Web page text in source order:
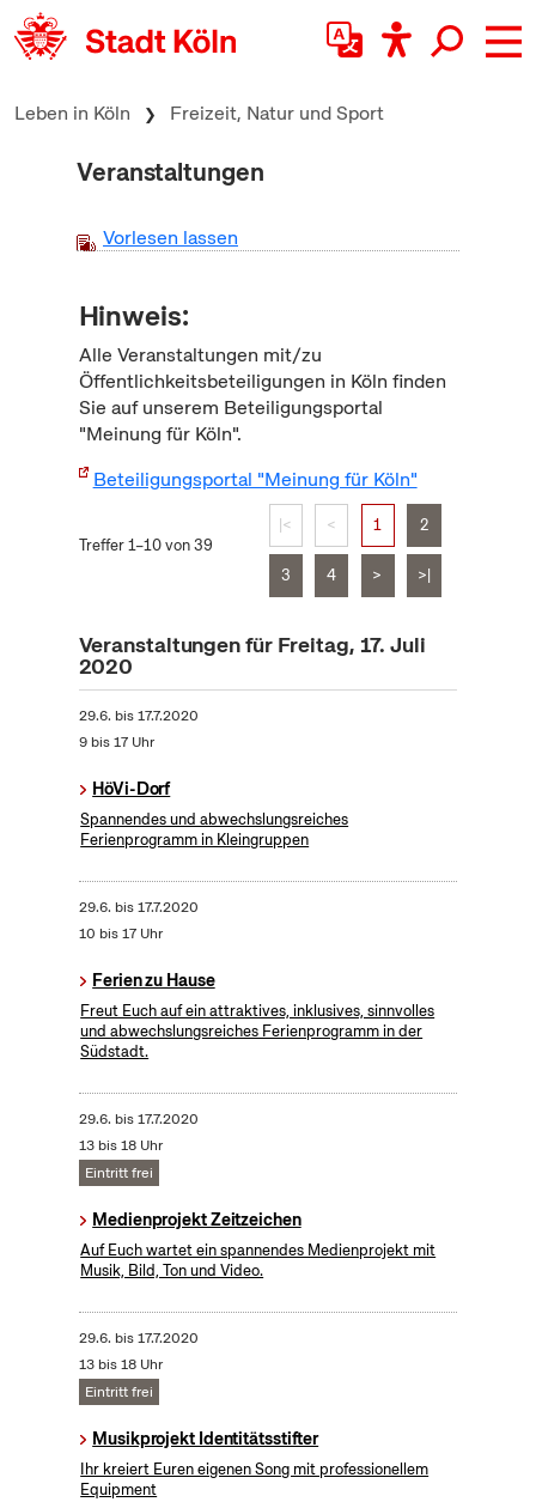
zum Inhalt springen
Leben in Köln Freizeit, Natur und Sport
Veranstaltungen
Vorlesen lassen
Hinweis:
Alle Veranstaltungen mit/zu
Öffentlichkeitsbeteiligungen in Köln finden
Sie auf unserem Beteiligungsportal
"Meinung für Köln".
Beteiligungsportal "Meinung für Köln"
Treffer 1–10 von 39
|< < 1 2
3 4 > >|
Veranstaltungen für Freitag, 17. Juli
2020
29.6. bis17.7.2020
9 bis 17 Uhr
HöVi-Dorf
Spannendes und abwechslungsreiches
Ferienprogramm in Kleingruppen
29.6. bis17.7.2020
10 bis 17 Uhr
Ferien zu Hause
Freut Euch auf ein attraktives, inklusives, sinnvolles
und abwechslungsreiches Ferienprogramm in der
Südstadt.
29.6. bis17.7.2020
13 bis 18 Uhr
Eintritt frei
Medienprojekt Zeitzeichen
Auf Euch wartet ein spannendes Medienprojekt mit
Musik, Bild, Ton und Video.
29.6. bis17.7.2020
13 bis 18 Uhr
Eintritt frei
Musikprojekt Identitätsstifter
Ihr kreiert Euren eigenen Song mit professionellem
Equipment